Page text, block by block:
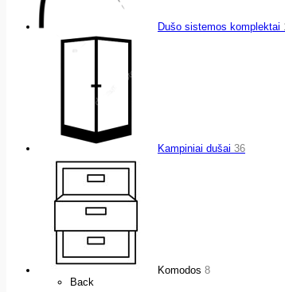
Dušo sistemos komplektai
Kampiniai dušai 36
Komodos 8
Back